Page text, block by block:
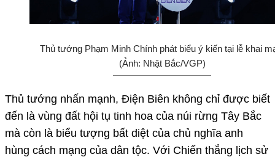
Thủ tướng Phạm Minh Chính phát biểu ý kiến tại lễ khai
(Ảnh: Nhật Bắc/VGP)
Thủ tướng nhấn mạnh, Điện Biên không chỉ được biết
đến là vùng đất hội tụ tinh hoa của núi rừng Tây Bắc
mà còn là biểu tượng bất diệt của chủ nghĩa anh
hùng cách mạng của dân tộc. Với Chiến thắng lịch sử